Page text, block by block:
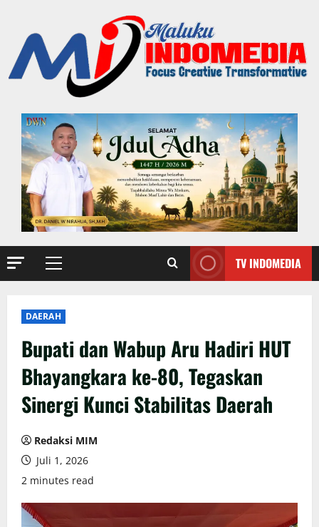
TV INDOMEDIA
DAERAH
Bupati dan Wabup Aru Hadiri HUT
Bhayangkara ke-80, Tegaskan
Sinergi Kunci Stabilitas Daerah
Redaksi MIM
Juli 1, 2026
2 minutes read